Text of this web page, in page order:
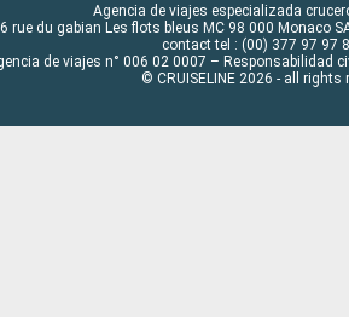
Agencia de viajes especializada
rue du gabian Les flots bleus MC 98 000 Monaco
contact tel : (00) 377 97 97
de viajes n° 006 02 0007 – Responsabilidad
© CRUISELINE 2026 - all rights